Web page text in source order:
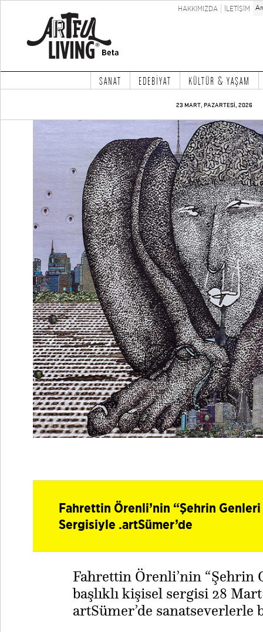
HAKKIMIZDA İLETİŞİM
SANAT EDEBİYAT KÜLTÜR & YAŞAM
23 MART, PAZARTESİ, 2026
Fahrettin Örenli’nin “Şehrin
Sergisiyle .artSümer’de
Fahrettin Örenli’nin “Şehrin
başlıklı kişisel sergisi 28
artSümer’de sanatseverlerle